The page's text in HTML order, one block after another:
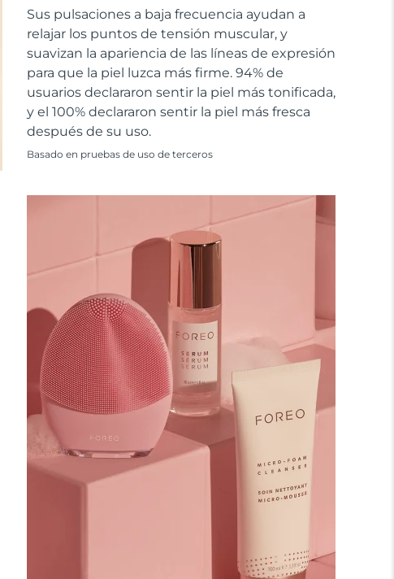
Sus pulsaciones a baja frecuencia ayudan a
relajar los puntos de tensión muscular, y
suavizan la apariencia de las líneas de expresión
para que la piel luzca más firme. 94% de
usuarios declararon sentir la piel más tonificada,
y el 100% declararon sentir la piel más fresca
después de su uso.
Basado en pruebas de uso de terceros